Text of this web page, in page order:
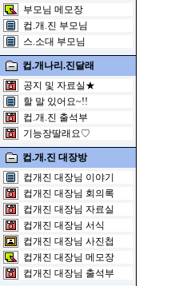
부모님 메모장
컵.개.진 부모님
스.소대 부모님
컵.개나리.진달래
공지 및 자료실★
할 말 있어요~!!
컵.개.진 출석부
기능장딸래요♡
컵.개.진 대장방
컵개진 대장님 이야기
컵개진 대장님 회의록
컵개진 대장님 자료실
컵개진 대장님 서식
컵개진 대장님 사진첩
컵개진 대장님 메모장
컵개진 대장님 출석부